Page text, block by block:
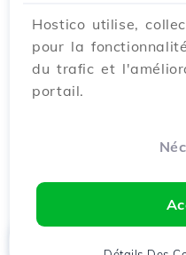
Hostico utilise,
pour la
du trafic et
portail.